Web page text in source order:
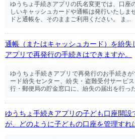
ゆうちょ手続きアプリの氏名変更では、口座
しいキャッシュカードや通帳は発行いたしま
ドと通帳を、そのままご利用ください。 ま...
通帳（またはキャッシュカード）を紛失
アプリで再発行の手続きはできますか。
ゆうちょ手続きアプリで再発行のお手続き
ード紛失センター、紛失・盗難受付サービ
行・郵便局の貯金窓口に、紛失の届出を行っ
ゆうちょ手続きアプリの子ども口座開
が、どのように子どもの口座を管理すれ